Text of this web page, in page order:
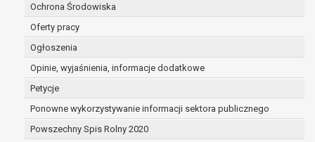
Ochrona Środowiska
Oferty pracy
Ogłoszenia
Opinie, wyjaśnienia, informacje dodatkowe
Petycje
Ponowne wykorzystywanie informacji sektora publicznego
Powszechny Spis Rolny 2020
prawo do żądania sprostowania danych na
w przypadku gdy:
dane są nieprawidłowe lub
niekompletne;
osobowych (tzw. prawo do bycia
zapomnianym) na podstawie art. 17 RODO,
w przypadku gdy: